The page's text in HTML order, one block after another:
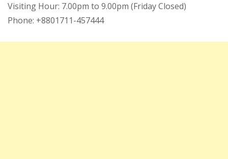
Visiting Hour: 7.00pm to 9.00pm (Friday Closed)
Phone: +8801711-457444